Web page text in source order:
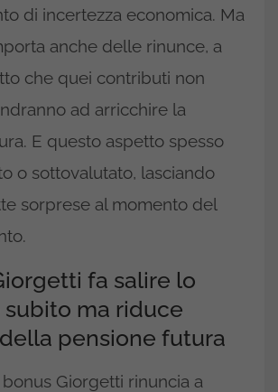
di incertezza economica. Ma
anche delle rinunce, a
che quei contributi non
ad arricchire la
E questo aspetto spesso
o sottovalutato, lasciando
sorprese al momento del
fa salire lo
ma riduce
pensione futura
Giorgetti rinuncia a